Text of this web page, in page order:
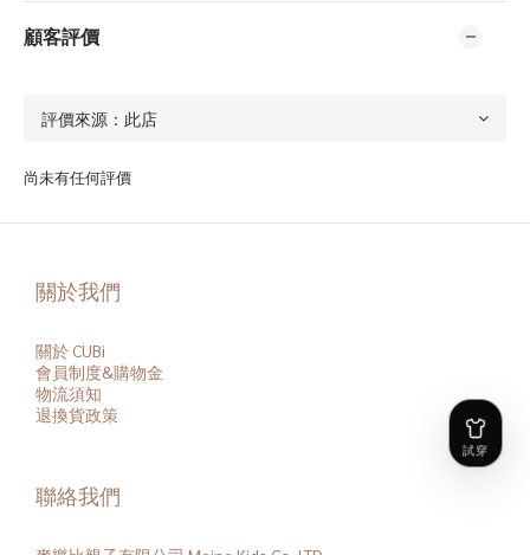
顧客評價
尚未有任何評價
關於我們
關於 CUBi
會員制度&購物金
物流須知
退換貨政策
聯絡我們